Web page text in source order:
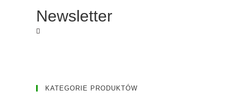
Newsletter
KATEGORIE PRODUKTÓW